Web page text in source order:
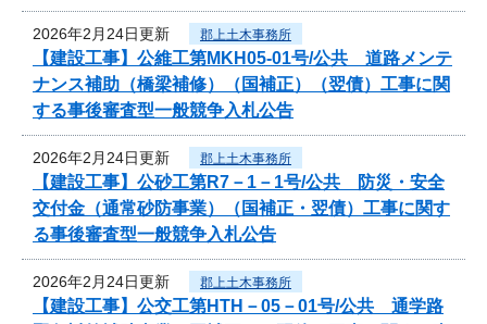
2026年2月24日更新 郡上土木事務所
【建設工事】公維工第MKH05-01号/公共 道路メンテ
ナンス補助（橋梁補修）（国補正）（翌債）工事に関
する事後審査型一般競争入札公告
2026年2月24日更新 郡上土木事務所
【建設工事】公砂工第R7－1－1号/公共 防災・安全
交付金（通常砂防事業）（国補正・翌債）工事に関す
る事後審査型一般競争入札公告
2026年2月24日更新 郡上土木事務所
【建設工事】公交工第HTH－05－01号/公共 通学路